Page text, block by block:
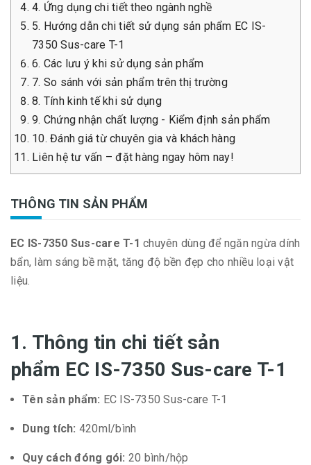
4. Ứng dụng chi tiết theo ngành nghề
5. Hướng dẫn chi tiết sử dụng sản phẩm EC IS-
7350 Sus-care T-1
6. Các lưu ý khi sử dụng sản phẩm
7. So sánh với sản phẩm trên thị trường
8. Tính kinh tế khi sử dụng
9. Chứng nhận chất lượng - Kiểm định sản phẩm
10. Đánh giá từ chuyên gia và khách hàng
Liên hệ tư vấn – đặt hàng ngay hôm nay!
THÔNG TIN SẢN PHẨM
EC IS-7350 Sus-care T-1 chuyên dùng để ngăn ngừa dính
bẩn, làm sáng bề mặt, tăng độ bền đẹp cho nhiều loại vật
liệu.
1. Thông tin chi tiết sản
phẩm EC IS-7350 Sus-care T-1
Tên sản phẩm: EC IS-7350 Sus-care T-1
Dung tích: 420ml/bình
Quy cách đóng gói: 20 bình/hộp